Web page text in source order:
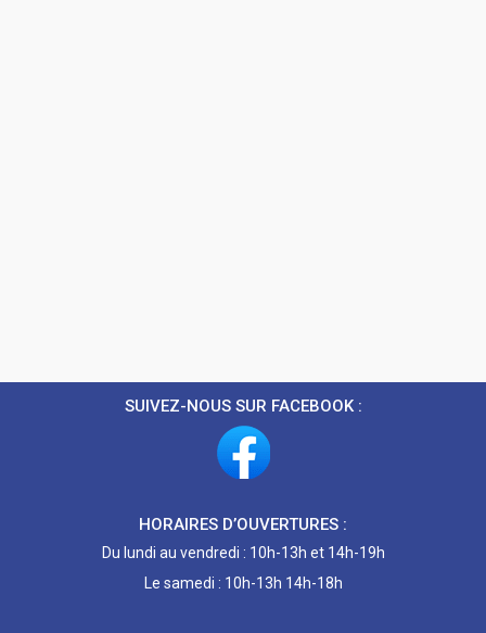
SUIVEZ-NOUS SUR FACEBOOK :
HORAIRES D’OUVERTURES :
Du lundi au vendredi : 10h-13h et 14h-19h
Le samedi : 10h-13h 14h-18h